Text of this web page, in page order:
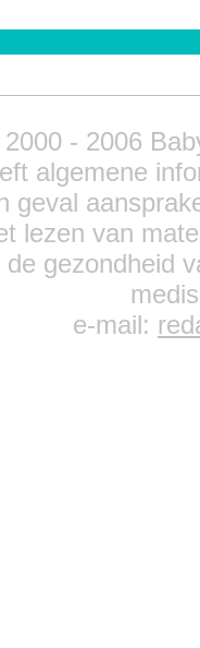
- 2006
algemene
geval
lezen van
gezondheid
e-mail: